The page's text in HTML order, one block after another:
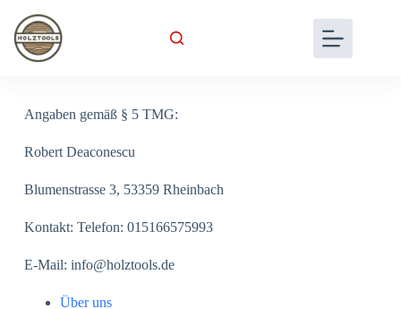
Angaben gemäß § 5 TMG:
Robert Deaconescu
Blumenstrasse 3, 53359 Rheinbach
Kontakt: Telefon: 015166575993
E-Mail: info@holztools.de
Über uns